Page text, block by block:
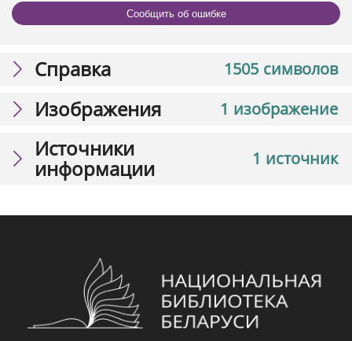
Сообщить об ошибке
1505 символов
Справка
1 изображение
Изображения
1 источник
Источники
информации